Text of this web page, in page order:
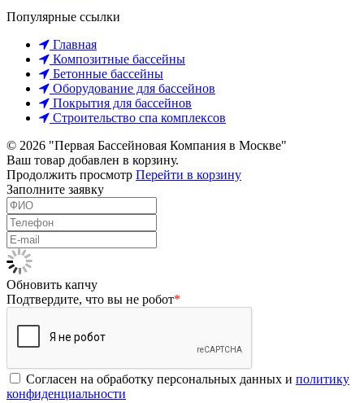
Популярные ссылки
Главная
Композитные бассейны
Бетонные бассейны
Оборудование для бассейнов
Покрытия для бассейнов
Строительство спа комплексов
© 2026 "Первая Бассейновая Компания в Москве"
Ваш товар добавлен в корзину.
Продолжить просмотр Перейти в корзину
Заполните заявку
Обновить капчу
Подтвердите, что вы не робот*
Согласен на обработку персональных данных и политику
конфиденциальности